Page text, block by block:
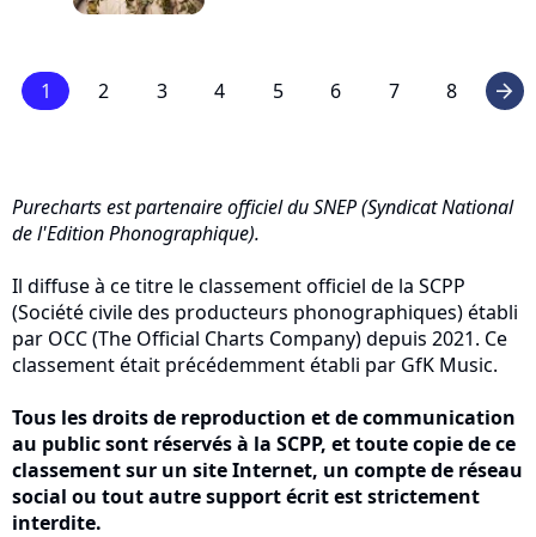
1 2 3 4 5 6 7 8 arrow_right
Purecharts est partenaire officiel du SNEP (Syndicat National
de l'Edition Phonographique).
Il diffuse à ce titre le classement officiel de la SCPP
(Société civile des producteurs phonographiques) établi
par OCC (The Official Charts Company) depuis 2021. Ce
classement était précédemment établi par GfK Music.
Tous les droits de reproduction et de communication
au public sont réservés à la SCPP, et toute copie de ce
classement sur un site Internet, un compte de réseau
social ou tout autre support écrit est strictement
interdite.